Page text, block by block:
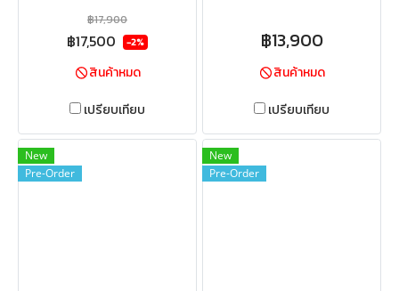
฿17,900
฿17,500 -2%
สินค้าหมด
เปรียบเทียบ
฿13,900
สินค้าหมด
เปรียบเทียบ
New
Pre-Order
New
Pre-Order